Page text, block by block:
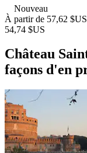
Nouveau
À partir de 57,62 $US
54,74 $US
Château
façons d'en